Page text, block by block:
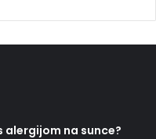
alergijom na sunce?